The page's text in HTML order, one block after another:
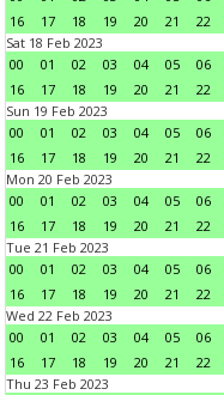
16
17 18 19 20 21 22
Sat 18 Feb 2023
00
01 02 03 04 05 06
16
17 18 19 20 21 22
Sun 19 Feb 2023
00
01 02 03 04 05 06
16
17 18 19 20 21 22
Mon 20 Feb 2023
00
01 02 03 04 05 06
16
17 18 19 20 21 22
Tue 21 Feb 2023
00
01 02 03 04 05 06
16
17 18 19 20 21 22
Wed 22 Feb 2023
00
01 02 03 04 05 06
16
17 18 19 20 21 22
Thu 23 Feb 2023